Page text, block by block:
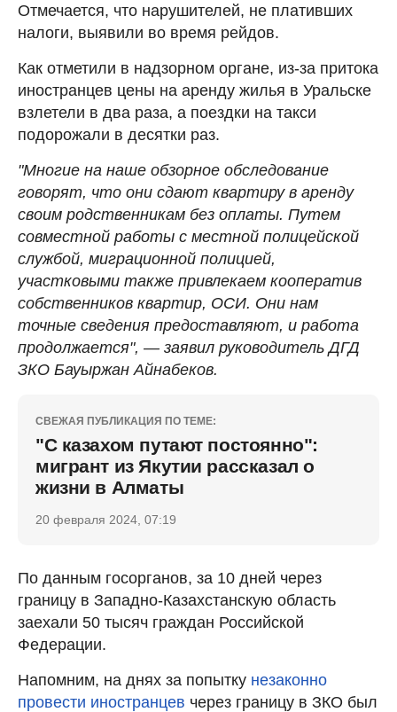
Отмечается, что нарушителей, не плативших
налоги, выявили во время рейдов.
Как отметили в надзорном органе, из-за притока
иностранцев цены на аренду жилья в Уральске
взлетели в два раза, а поездки на такси
подорожали в десятки раз.
"Многие на наше обзорное обследование
говорят, что они сдают квартиру в аренду
своим родственникам без оплаты. Путем
совместной работы с местной полицейской
службой, миграционной полицией,
участковыми также привлекаем кооператив
собственников квартир, ОСИ. Они нам
точные сведения предоставляют, и работа
продолжается", — заявил руководитель ДГД
ЗКО Бауыржан Айнабеков.
СВЕЖАЯ ПУБЛИКАЦИЯ ПО ТЕМЕ:
"С казахом путают постоянно":
мигрант из Якутии рассказал о
жизни в Алматы
20 февраля 2024, 07:19
По данным госорганов, за 10 дней через
границу в Западно-Казахстанскую область
заехали 50 тысяч граждан Российской
Федерации.
Напомним, на днях за попытку незаконно
провести иностранцев через границу в ЗКО был